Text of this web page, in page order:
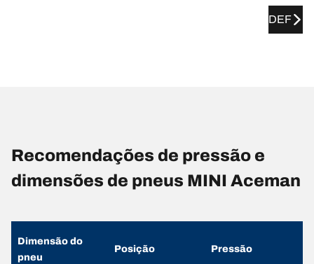
DEF
Recomendações de pressão e
dimensões de pneus MINI Aceman
Dimensão do
pneu
Posição Pressão